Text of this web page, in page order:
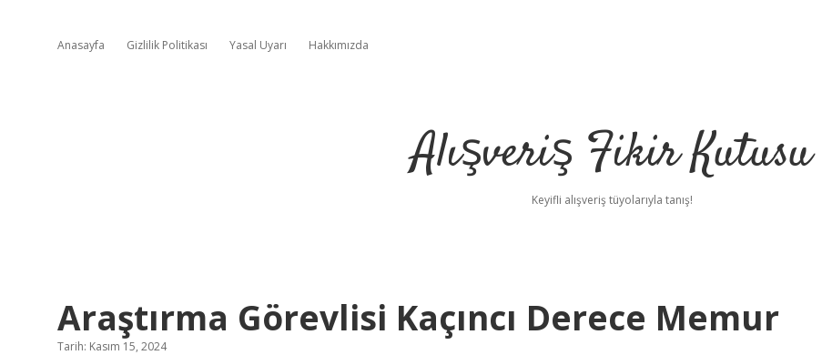
Anasayfa Gizlilik Politikası Yasal Uyarı Hakkımızda
Alışveriş Fikir Kutusu
Keyifli alışveriş tüyolarıyla tanış!
Araştırma Görevlisi Kaçıncı Derece Memur
Tarih: Kasım 15, 2024